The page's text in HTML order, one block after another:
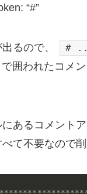
“#”
るので、 #
で囲われたコメ
あるコメント
て不要なので削